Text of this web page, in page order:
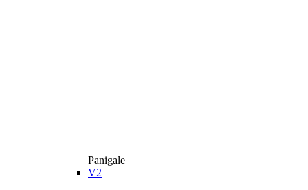
Panigale
V2